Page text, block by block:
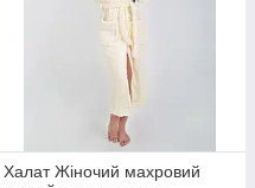
Халат Жіночий махровий